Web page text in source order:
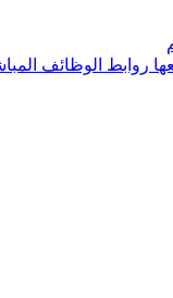
روابط الوظائف